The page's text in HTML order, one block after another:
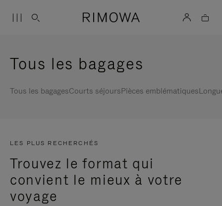
Tous les bagages
Tous les bagagesCourts séjoursPièces emblématiques
LES PLUS RECHERCHÉS
Trouvez le format qui
convient le mieux à votre
voyage